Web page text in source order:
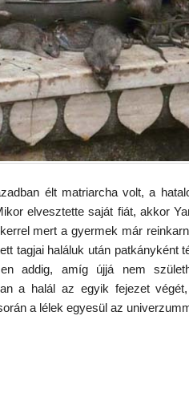
élt matriarcha volt, a
elvesztette saját fiát, akkor
mert a gyermek már
tagjai haláluk után patkányként
addig, amíg újjá nem
a halál az egyik fejezet
a lélek egyesül az